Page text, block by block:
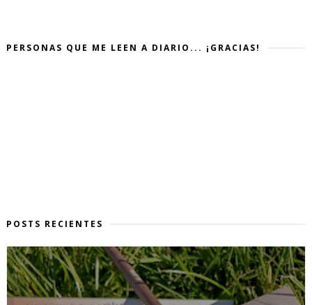
PERSONAS QUE ME LEEN A DIARIO... ¡GRACIAS!
POSTS RECIENTES